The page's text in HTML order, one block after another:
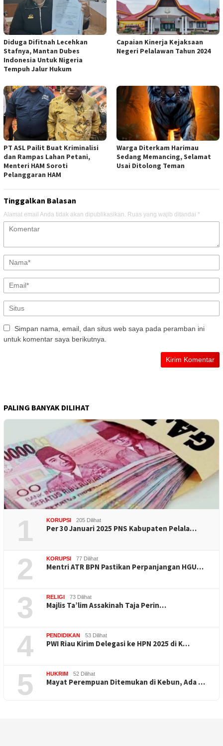
Diduga Difitnah Lecehkan
Stafnya, Mantan Dubes
Indonesia Untuk Nigeria
Tempuh Jalur Hukum
Capaian Kinerja Kejaksaan
Negeri Pelalawan Tahun 2024
PT ASL Pailit Buat Kriminalisi
dan Rampas Lahan Petani,
Menteri HAM Soroti
Pelanggaran HAM
Warga Diterkam Harimau
Sedang Memancing, Selamat
Usai Ditolong Teman
Tinggalkan Balasan
Alamat email Anda tidak akan dipublikasikan. Ruas yang wajib ditandai *
Simpan nama, email, dan situs web saya pada peramban ini
untuk komentar saya berikutnya.
PALING BANYAK DILIHAT
1 KORUPSI 205 Dilihat
Per 30 Januari 2025 PNS Kabupaten Pelala…
2 KORUPSI 77 Dilihat
Mentri ATR BPN Pastikan Perpanjangan HGU…
3 RELIGI 73 Dilihat
Majlis Ta’lim Assakinah Taja Perin…
4 PENDIDIKAN 53 Dilihat
PWI Riau Kirim Delegasi ke HPN 2025 di K…
5 HUKRIM 52 Dilihat
Mayat Perempuan Ditemukan di Kebun, Ada …